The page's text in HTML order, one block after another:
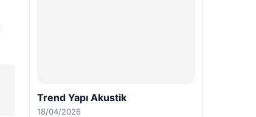
Trend Yapı Akustik
18/04/2026